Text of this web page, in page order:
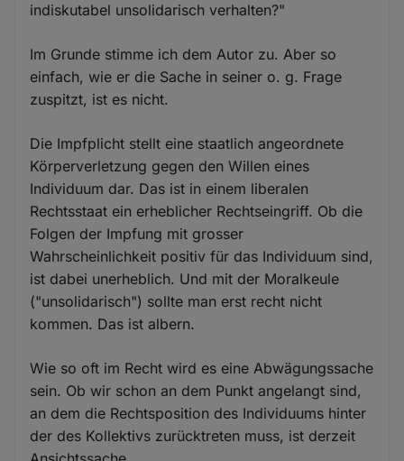
indiskutabel unsolidarisch verhalten?"
Im Grunde stimme ich dem Autor zu. Aber so
einfach, wie er die Sache in seiner o. g. Frage
zuspitzt, ist es nicht.
Die Impfplicht stellt eine staatlich angeordnete
Körperverletzung gegen den Willen eines
Individuum dar. Das ist in einem liberalen
Rechtsstaat ein erheblicher Rechtseingriff. Ob die
Folgen der Impfung mit grosser
Wahrscheinlichkeit positiv für das Individuum sind,
ist dabei unerheblich. Und mit der Moralkeule
("unsolidarisch") sollte man erst recht nicht
kommen. Das ist albern.
Wie so oft im Recht wird es eine Abwägungssache
sein. Ob wir schon an dem Punkt angelangt sind,
an dem die Rechtsposition des Individuums hinter
der des Kollektivs zurücktreten muss, ist derzeit